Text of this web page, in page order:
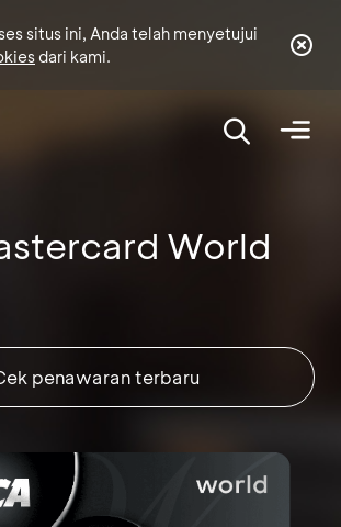
situs ini, Anda telah menyetujui
dari kami.
World
penawaran terbaru